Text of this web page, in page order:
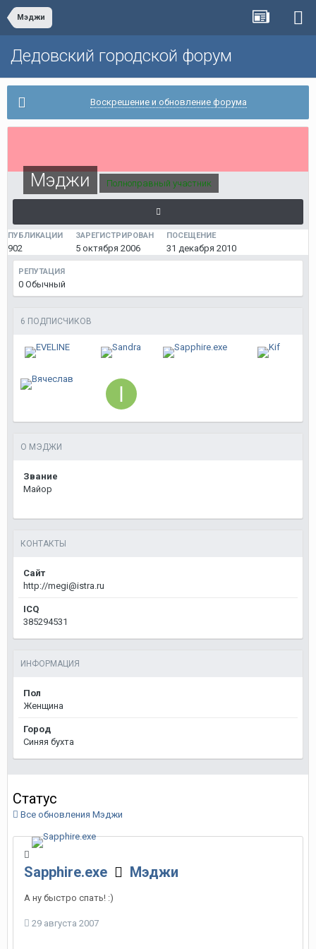
Мэджи
Дедовский городской форум
Воскрешение и обновление форума
Мэджи Полноправный участник
ПУБЛИКАЦИИ
902
ЗАРЕГИСТРИРОВАН
5 октября 2006
ПОСЕЩЕНИЕ
31 декабря 2010
РЕПУТАЦИЯ
0 Обычный
6 ПОДПИСЧИКОВ
О МЭДЖИ
Звание
Майор
КОНТАКТЫ
Сайт
http://megi@istra.ru
ICQ
385294531
ИНФОРМАЦИЯ
Пол
Женщина
Город
Синяя бухта
Статус
Все обновления Мэджи
Sapphire.exe Мэджи
А ну быстро спать! :)
29 августа 2007